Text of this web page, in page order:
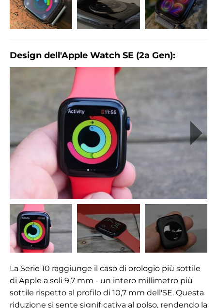
Design dell'Apple Watch SE (2a Gen):
La Serie 10 raggiunge il caso di orologio più sottile
di Apple a soli 9,7 mm - un intero millimetro più
sottile rispetto al profilo di 10,7 mm dell'SE. Questa
riduzione si sente significativa al polso, rendendo la